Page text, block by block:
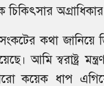
সংকটের কথা
আমি স্বরাষ্ট্র
কয়েক ধাপ